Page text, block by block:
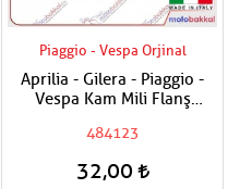
Piaggio - Vespa Orjinal
Aprilia - Gilera - Piaggio -
Vespa Kam Mili Flanş
484123
32,00